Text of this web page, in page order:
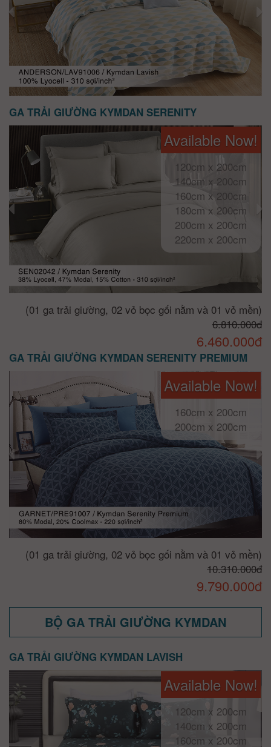
GA TRẢI GIƯỜNG KYMDAN SERENITY
Available Now!
120cm x 200cm
140cm x 200cm
160cm x 200cm
180cm x 200cm
200cm x 200cm
220cm x 200cm
(01 ga trải giường, 02 vỏ bọc gối nằm và 01 vỏ mền)
6.810.000đ
6.460.000đ
GA TRẢI GIƯỜNG KYMDAN SERENITY PREMIUM
Available Now!
160cm x 200cm
200cm x 200cm
(01 ga trải giường, 02 vỏ bọc gối nằm và 01 vỏ mền)
10.310.000đ
9.790.000đ
BỘ GA TRẢI GIƯỜNG KYMDAN
GA TRẢI GIƯỜNG KYMDAN LAVISH
Available Now!
120cm x 200cm
140cm x 200cm
160cm x 200cm